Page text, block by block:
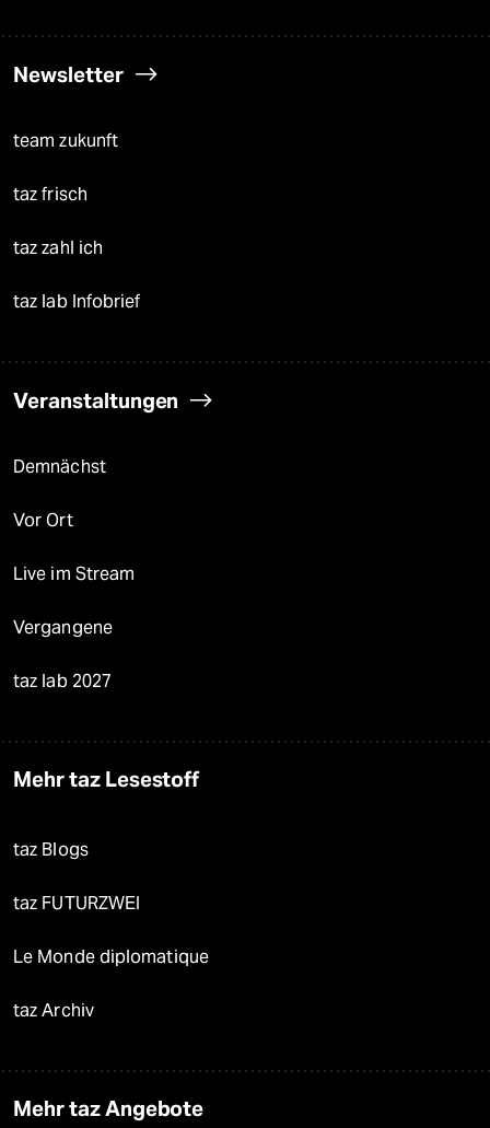
Newsletter
team zukunft
taz frisch
taz zahl ich
taz lab Infobrief
Veranstaltungen
Demnächst
Vor Ort
Live im Stream
Vergangene
taz lab 2027
Mehr taz Lesestoff
taz Blogs
taz FUTURZWEI
Le Monde diplomatique
taz Archiv
Mehr taz Angebote